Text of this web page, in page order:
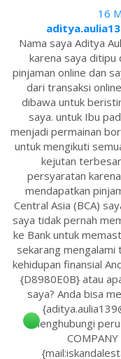
16
Nama saya Aditya
karena saya ditipu
pinjaman online dan
dari transaksi
dibawa untuk
saya. untuk Ibu
menjadi permainan
untuk mengikuti
kejutan
persyaratan
mendapatkan
Central Asia (BCA)
saya tidak pernah
ke Bank untuk
sekarang
kehidupan finansial
{D8980E0B} atau
saya? Anda bisa
menghubungi
COMPANY